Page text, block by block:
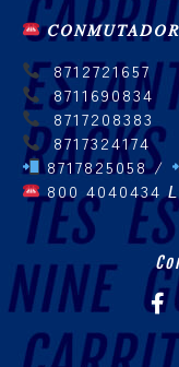
𝐶𝑂𝑁𝑀𝑈𝑇𝐴𝐷𝑂𝑅
8712721657
8711690834
8717208383
8717324174
8717825058 /
800 4040434